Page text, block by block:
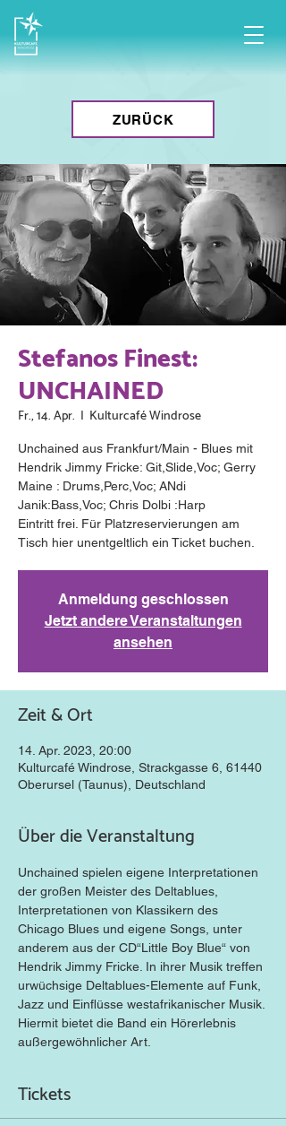
ZURÜCK
Stefanos Finest:
UNCHAINED
Fr., 14. Apr.
  |
Kulturcafé Windrose
Unchained aus Frankfurt/Main - Blues mit
Hendrik Jimmy Fricke: Git,Slide,Voc; Gerry
Maine : Drums,Perc,Voc; ANdi
Janik:Bass,Voc; Chris Dolbi :Harp
Eintritt frei. Für Platzreservierungen am
Tisch hier unentgeltlich ein Ticket buchen.
Anmeldung geschlossen
Jetzt andere Veranstaltungen
ansehen
Zeit & Ort
14. Apr. 2023, 20:00
Kulturcafé Windrose, Strackgasse 6, 61440
Oberursel (Taunus), Deutschland
Über die Veranstaltung
Unchained spielen eigene Interpretationen
der großen Meister des Deltablues,
Interpretationen von Klassikern des
Chicago Blues und eigene Songs, unter
anderem aus der CD“Little Boy Blue“ von
Hendrik Jimmy Fricke. In ihrer Musik treffen
urwüchsige Deltablues-Elemente auf Funk,
Jazz und Einflüsse westafrikanischer Musik.
Hiermit bietet die Band ein Hörerlebnis
außergewöhnlicher Art.
Tickets